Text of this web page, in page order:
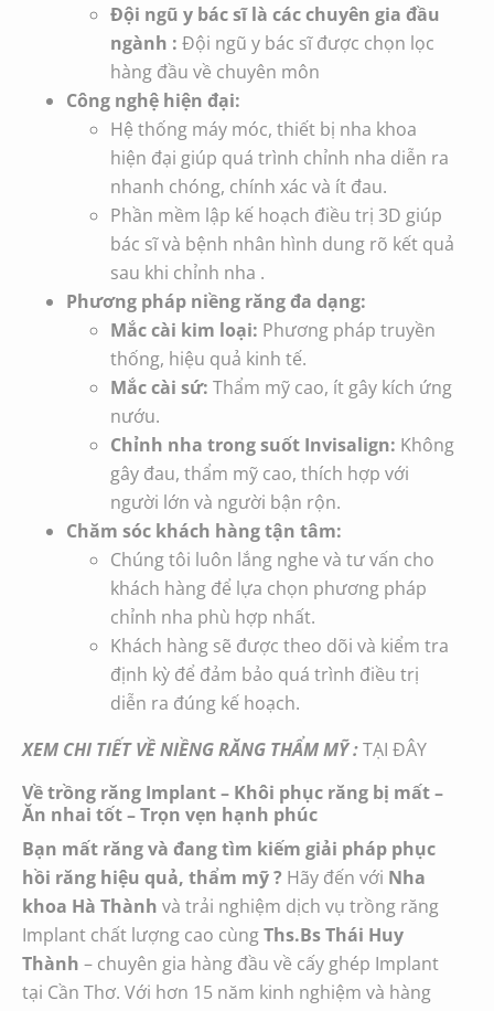
Đội ngũ y bác sĩ là các chuyên gia đầu
ngành : Đội ngũ y bác sĩ được chọn lọc
hàng đầu về chuyên môn
Công nghệ hiện đại:
Hệ thống máy móc, thiết bị nha khoa
hiện đại giúp quá trình chỉnh nha diễn ra
nhanh chóng, chính xác và ít đau.
Phần mềm lập kế hoạch điều trị 3D giúp
bác sĩ và bệnh nhân hình dung rõ kết quả
sau khi chỉnh nha .
Phương pháp niềng răng đa dạng:
Mắc cài kim loại: Phương pháp truyền
thống, hiệu quả kinh tế.
Mắc cài sứ: Thẩm mỹ cao, ít gây kích ứng
nướu.
Chỉnh nha trong suốt Invisalign: Không
gây đau, thẩm mỹ cao, thích hợp với
người lớn và người bận rộn.
Chăm sóc khách hàng tận tâm:
Chúng tôi luôn lắng nghe và tư vấn cho
khách hàng để lựa chọn phương pháp
chỉnh nha phù hợp nhất.
Khách hàng sẽ được theo dõi và kiểm tra
định kỳ để đảm bảo quá trình điều trị
diễn ra đúng kế hoạch.
XEM CHI TIẾT VỀ NIỀNG RĂNG THẨM MỸ :TẠI ĐÂY
Về trồng răng Implant– Khôi phục răng bị mất –
Ăn nhai tốt – Trọn vẹn hạnh phúc
Bạn mất răng và đang tìm kiếm giải pháp phục
hồi răng hiệu quả, thẩm mỹ ? Hãy đến với Nha
khoa Hà Thành và trải nghiệm dịch vụ trồng răng
Implant chất lượng cao cùngThs.Bs Thái Huy
Thành – chuyên gia hàng đầu về cấy ghép Implant
tại Cần Thơ. Với hơn 15 năm kinh nghiệm và hàng